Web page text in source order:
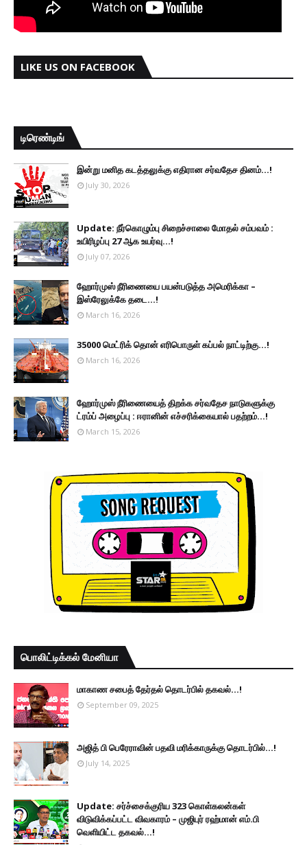
LIKE US ON FACEBOOK
டிரெண்டிங்
இன்று மனித கடத்தலுக்கு எதிரான சர்வதேச தினம்...!
July 30, 2026
Update: நீர்கொழும்பு சிறைச்சாலை மோதல் சம்பவம் :
உயிரிழப்பு 27 ஆக உயர்வு...!
July 07, 2026
ஹோர்முஸ் நீரிணையை பயன்படுத்த அமெரிக்கா –
இஸ்ரேலுக்கே தடை...!
March 16, 2026
35000 மெட்ரிக் தொன் எரிபொருள் கப்பல் நாட்டிற்கு...!
March 16, 2026
ஹோர்முஸ் நீரிணையைத் திறக்க சர்வதேச நாடுகளுக்கு
ட்ரம்ப் அழைப்பு : ஈரானின் எச்சரிக்கையால் பதற்றம்...!
March 15, 2026
பொலிட்டிக்கல் மேனியா
மாகாண சபைத் தேர்தல் தொடர்பில் தகவல்...!
September 09, 2025
அஜித் பி பெரேராவின் பதவி மரிக்காருக்கு தொடர்பில்...!
July 14, 2025
Update: சர்ச்சைக்குரிய 323 கொள்கலன்கள்
விடுவிக்கப்பட்ட விவகாரம் – முஜிபுர் ரஹ்மான் எம்.பி
வெளியிட்ட தகவல்...!